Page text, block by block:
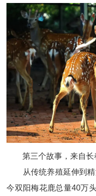
第三个故事，来自长
从传统养殖延伸到
今双阳梅花鹿总量40万